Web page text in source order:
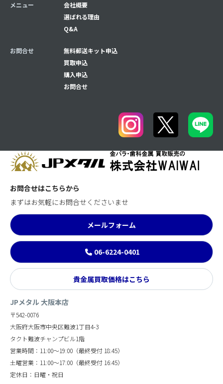
メニュー
会社概要
選ばれる理由
Q&A
お問合せ
無料郵送キット申込
買取申込
購入申込
お問合せ
お問合せはこちらから
まずはお気軽にお問合せくださいませ
メールフォーム
06-6224-0401
貴金属買取価格はこちら
JPメタル 大阪本店
〒542-0076
大阪府大阪市中央区難波1丁目4-3
タクト難波チャンプビル1階
営業時間：11:00～19:00（最終受付 18:45）
土曜営業：11:00～17:00（最終受付 16:45）
定休日：日曜・祝日